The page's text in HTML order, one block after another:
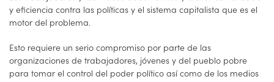
y eficiencia contra las políticas y el sistema capitalista que es el
motor del problema.
Esto requiere un serio compromiso por parte de las
organizaciones de trabajadores, jóvenes y del pueblo pobre
para tomar el control del poder político así como de los medios